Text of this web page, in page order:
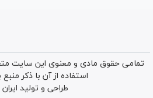
تمامی حقوق مادی و معنوی این سایت
استفاده از آن با ذکر
طراحی و تولید